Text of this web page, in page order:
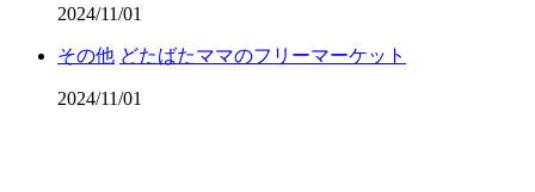
2024/11/01
その他 どたばたママのフリーマーケット
2024/11/01